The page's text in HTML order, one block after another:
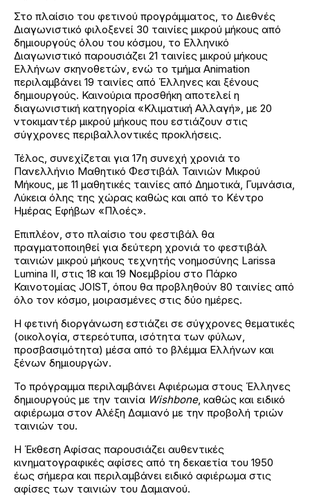
Στο πλαίσιο του φετινού προγράμματος, το Διεθνές
Διαγωνιστικό φιλοξενεί 30 ταινίες μικρού μήκους από
δημιουργούς όλου του κόσμου, το Ελληνικό
Διαγωνιστικό παρουσιάζει 21 ταινίες μικρού μήκους
Ελλήνων σκηνοθετών, ενώ το τμήμα Animation
περιλαμβάνει 19 ταινίες από Έλληνες και ξένους
δημιουργούς. Καινούρια προσθήκη αποτελεί η
διαγωνιστική κατηγορία «Κλιματική Αλλαγή», με 20
ντοκιμαντέρ μικρού μήκους που εστιάζουν στις
σύγχρονες περιβαλλοντικές προκλήσεις.
Τέλος, συνεχίζεται για 17η συνεχή χρονιά το
Πανελλήνιο Μαθητικό Φεστιβάλ Ταινιών Μικρού
Μήκους, με 11 μαθητικές ταινίες από Δημοτικά, Γυμνάσια,
Λύκεια όλης της χώρας καθώς και από το Κέντρο
Ημέρας Εφήβων «Πλοές».
Επιπλέον, στο πλαίσιο του φεστιβάλ θα
πραγματοποιηθεί για δεύτερη χρονιά το φεστιβάλ
ταινιών μικρού μήκους τεχνητής νοημοσύνης Larissa
Lumina II, στις 18 και 19 Νοεμβρίου στο Πάρκο
Καινοτομίας JOIST, όπου θα προβληθούν 80 ταινίες από
όλο τον κόσμο, μοιρασμένες στις δύο ημέρες.
Η φετινή διοργάνωση εστιάζει σε σύγχρονες θεματικές
(οικολογία, στερεότυπα, ισότητα των φύλων,
προσβασιμότητα) μέσα από το βλέμμα Ελλήνων και
ξένων δημιουργών.
Το πρόγραμμα περιλαμβάνει Αφιέρωμα στους Έλληνες
δημιουργούς με την ταινία Wishbone, καθώς και ειδικό
αφιέρωμα στον Αλέξη Δαμιανό με την προβολή τριών
ταινιών του.
Η Έκθεση Αφίσας παρουσιάζει αυθεντικές
κινηματογραφικές αφίσες από τη δεκαετία του 1950
έως σήμερα και περιλαμβάνει ειδικό αφιέρωμα στις
αφίσες των ταινιών του Δαμιανού.